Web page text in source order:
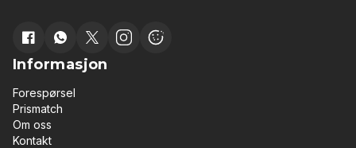
Informasjon
Forespørsel
Prismatch
Om oss
Kontakt